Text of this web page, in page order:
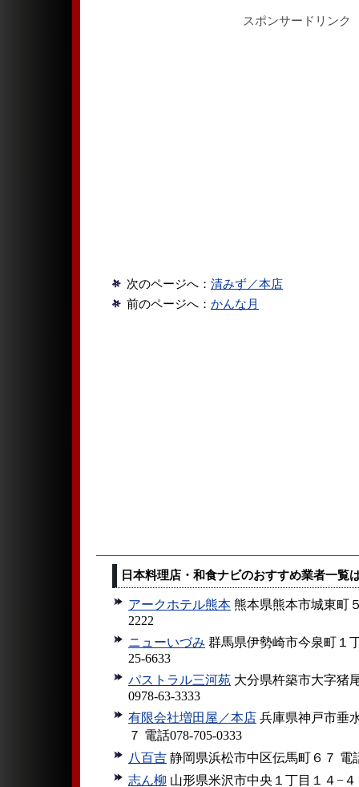
スポンサードリンク
次のページへ： 清みず／本店
前のページへ： かんな月
日本料理店・和食ナビのおすすめ業者一覧
アークホテル熊本 熊本県熊本市城東町
2222
ニューいづみ 群馬県伊勢崎市今泉町１
25-6633
パストラル三河苑 大分県杵築市大字猪
0978-63-3333
有限会社増田屋／本店 兵庫県神戸市垂
７ 電話078-705-0333
八百吉 静岡県浜松市中区伝馬町６７ 電
志ん柳 山形県米沢市中央１丁目１４−４